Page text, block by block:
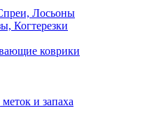
Лосьоны
Когтерезки
коврики
и запаха